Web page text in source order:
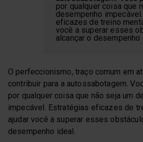
por qualquer coisa que
desempenho
eficazes de treino
você a superar esses
alcançar o desempenho
O perfeccionismo, traço comum em
contribuir para a autossabotagem.
por qualquer coisa que não seja um
impecável. Estratégias eficazes de
ajudar você a superar esses
desempenho ideal.